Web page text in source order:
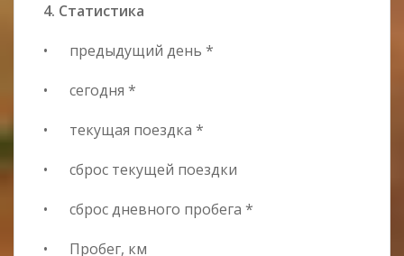
4. Статистика
• предыдущий день *
• сегодня *
• текущая поездка *
• сброс текущей поездки
• сброс дневного пробега *
• Пробег, км